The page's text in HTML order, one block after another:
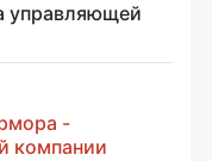
управляющей
-
компании